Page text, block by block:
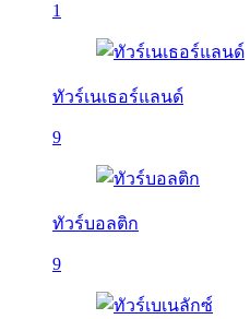
1
ทัวร์เนเธอร์แลนด์
9
ทัวร์บอลติก
9